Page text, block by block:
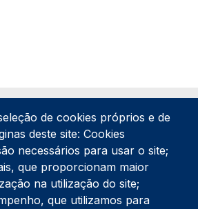
234 390 100
de cookies próprios e de
deste site: Cookies
necessários para usar o site;
que proporcionam maior
na utilização do site;
que utilizamos para